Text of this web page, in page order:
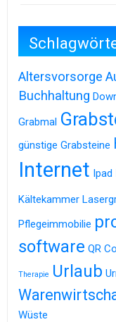
Altersvorsorge
Buchhaltung
Grabmal
günstige Grabsteine
Internet Ipad
Kältekammer
Pflegeimmobilie
software QR
Therapie Urlaub
Wüste